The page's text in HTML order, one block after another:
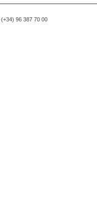
96 387 70 00